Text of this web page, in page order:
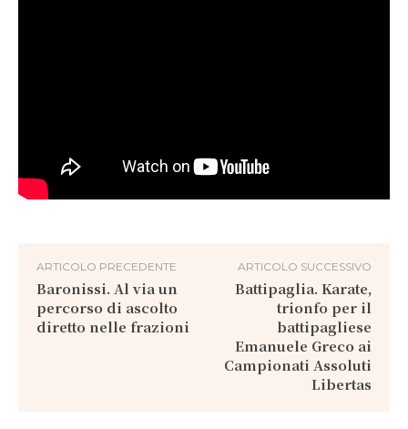
ARTICOLO PRECEDENTE
Baronissi. Al via un
percorso di ascolto
diretto nelle frazioni
ARTICOLO SUCCESSIVO
Battipaglia. Karate,
trionfo per il
battipagliese
Emanuele Greco ai
Campionati Assoluti
Libertas